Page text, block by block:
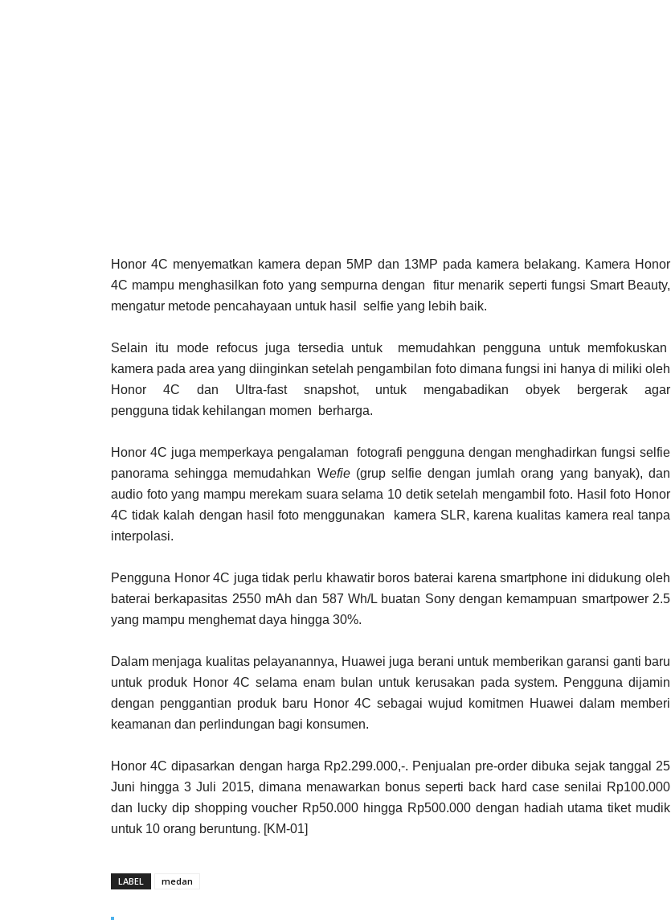
Honor 4C menyematkan kamera depan 5MP dan 13MP pada kamera belakang. Kamera Honor
4C mampu menghasilkan foto yang sempurna dengan fitur menarik seperti fungsi Smart Beauty,
mengatur metode pencahayaan untuk hasil selfie yang lebih baik.
Selain itu mode refocus juga tersedia untuk memudahkan pengguna untuk memfokuskan
kamera pada area yang diinginkan setelah pengambilan foto dimana fungsi ini hanya di miliki oleh
Honor 4C dan Ultra-fast snapshot, untuk mengabadikan obyek bergerak agar
pengguna tidak kehilangan momen berharga.
Honor 4C juga memperkaya pengalaman fotografi pengguna dengan menghadirkan fungsi selfie
panorama sehingga memudahkan Wefie (grup selfie dengan jumlah orang yang banyak), dan
audio foto yang mampu merekam suara selama 10 detik setelah mengambil foto. Hasil foto Honor
4C tidak kalah dengan hasil foto menggunakan kamera SLR, karena kualitas kamera real tanpa
interpolasi.
Pengguna Honor 4C juga tidak perlu khawatir boros baterai karena smartphone ini didukung oleh
baterai berkapasitas 2550 mAh dan 587 Wh/L buatan Sony dengan kemampuan smartpower 2.5
yang mampu menghemat daya hingga 30%.
Dalam menjaga kualitas pelayanannya, Huawei juga berani untuk memberikan garansi ganti baru
untuk produk Honor 4C selama enam bulan untuk kerusakan pada system. Pengguna dijamin
dengan penggantian produk baru Honor 4C sebagai wujud komitmen Huawei dalam memberi
keamanan dan perlindungan bagi konsumen.
Honor 4C dipasarkan dengan harga Rp2.299.000,-. Penjualan pre-order dibuka sejak tanggal 25
Juni hingga 3 Juli 2015, dimana menawarkan bonus seperti back hard case senilai Rp100.000
dan lucky dip shopping voucher Rp50.000 hingga Rp500.000 dengan hadiah utama tiket mudik
untuk 10 orang beruntung. [KM-01]
LABEL medan